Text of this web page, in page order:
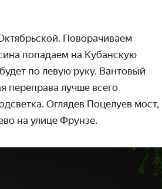
Поворачиваем
попадаем на Кубанскую
по левую руку. Вантовый
переправа лучше всего
Оглядев Поцелуев мост,
на улице Фрунзе.